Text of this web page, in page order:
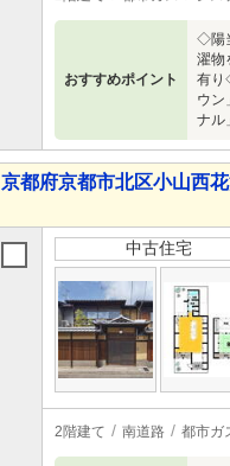
おすすめポイント
◇陽
濯物
有り
ウン
ナル
京都府京都市北区小山西
中古住宅
2階建て 南道路 都市ガ